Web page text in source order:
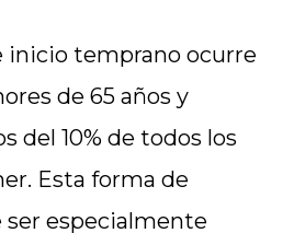
inicio temprano ocurre
de 65 años y
del 10% de todos los
Esta forma de
especialmente